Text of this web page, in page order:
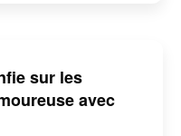
sur les
avec